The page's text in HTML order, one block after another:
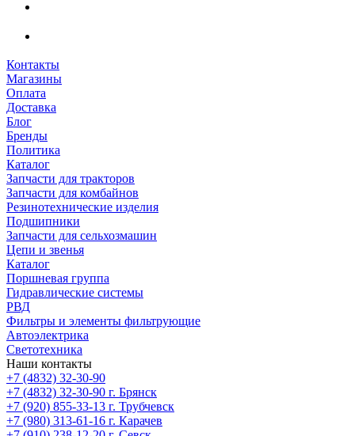
Контакты
Магазины
Оплата
Доставка
Блог
Бренды
Политика
Каталог
Запчасти для тракторов
Запчасти для комбайнов
Резинотехнические изделия
Подшипники
Запчасти для сельхозмашин
Цепи и звенья
Каталог
Поршневая группа
Гидравлические системы
РВД
Фильтры и элементы фильтрующие
Автоэлектрика
Светотехника
Наши контакты
+7 (4832) 32-30-90
+7 (4832) 32-30-90 г. Брянск
+7 (920) 855-33-13 г. Трубчевск
+7 (980) 313-61-16 г. Карачев